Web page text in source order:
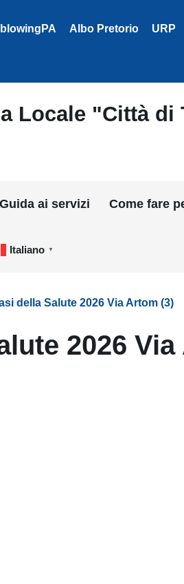
Albo Pretorio URP
Locale "Città di
Guida ai servizi Come fare
Italiano ▼
della Salute 2026 Via Artom (3)
2026